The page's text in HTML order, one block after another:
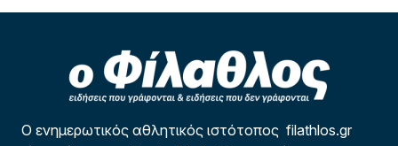
Ο ενημερωτικός αθλητικός ιστότοπος filathlos.gr